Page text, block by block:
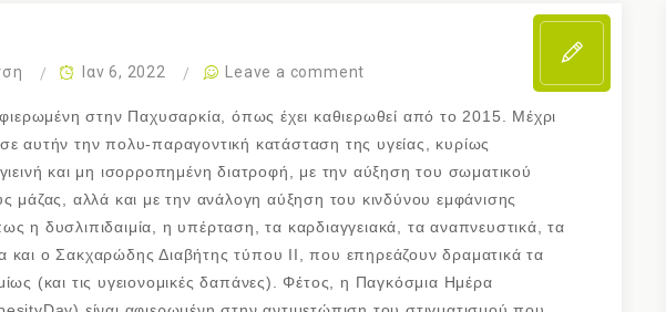
Ιαν 6, 2022 Leave a comment
στην Παχυσαρκία, όπως έχει καθιερωθεί από το 2015. Μέχρι
αυτήν την πολυ-παραγοντική κατάσταση της υγείας, κυρίως
και μη ισορροπημένη διατροφή, με την αύξηση του σωματικού
μάζας, αλλά και με την ανάλογη αύξηση του κινδύνου εμφάνισης
η δυσλιπιδαιμία, η υπέρταση, τα καρδιαγγειακά, τα αναπνευστικά, τα
και ο Σακχαρώδης Διαβήτης τύπου ΙΙ, που επηρεάζουν δραματικά τα
(και τις υγειονομικές δαπάνες). Φέτος, η Παγκόσμια Ημέρα